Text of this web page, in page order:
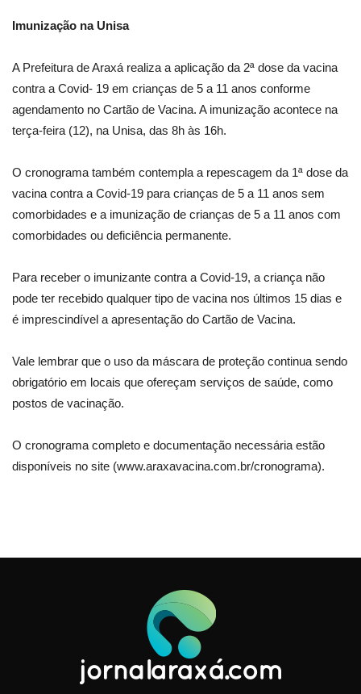
Imunização na Unisa
A Prefeitura de Araxá realiza a aplicação da 2ª dose da vacina
contra a Covid- 19 em crianças de 5 a 11 anos conforme
agendamento no Cartão de Vacina. A imunização acontece na
terça-feira (12), na Unisa, das 8h às 16h.
O cronograma também contempla a repescagem da 1ª dose da
vacina contra a Covid-19 para crianças de 5 a 11 anos sem
comorbidades e a imunização de crianças de 5 a 11 anos com
comorbidades ou deficiência permanente.
Para receber o imunizante contra a Covid-19, a criança não
pode ter recebido qualquer tipo de vacina nos últimos 15 dias e
é imprescindível a apresentação do Cartão de Vacina.
Vale lembrar que o uso da máscara de proteção continua sendo
obrigatório em locais que ofereçam serviços de saúde, como
postos de vacinação.
O cronograma completo e documentação necessária estão
disponíveis no site (www.araxavacina.com.br/cronograma).